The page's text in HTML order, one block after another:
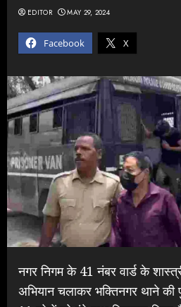
Facebook X
EDITOR MAY 29, 2024
नगर निगम के 41 नंबर वार्ड के
अभियान चलाकर भक्तिनगर थाने